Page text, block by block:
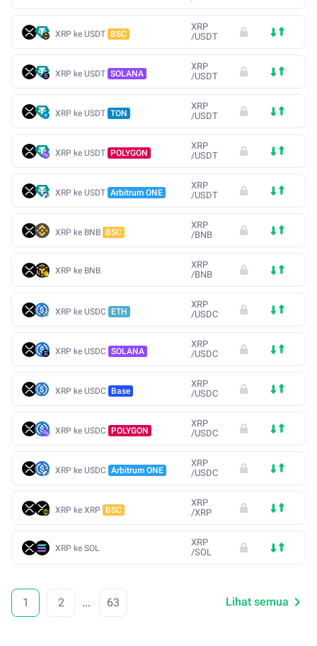
XRP ke USDT BSC
XRP
/USDT
XRP ke USDT SOLANA
XRP
/USDT
XRP ke USDT TON
XRP
/USDT
XRP ke USDT POLYGON
XRP
/USDT
XRP ke USDT Arbitrum ONE
XRP
/USDT
XRP ke BNB BSC
XRP
/BNB
XRP ke BNB
XRP
/BNB
XRP ke USDC ETH
XRP
/USDC
XRP ke USDC SOLANA
XRP
/USDC
XRP ke USDC Base
XRP
/USDC
XRP ke USDC POLYGON
XRP
/USDC
XRP ke USDC Arbitrum ONE
XRP
/USDC
XRP ke XRP BSC
XRP
/XRP
XRP ke SOL
XRP
/SOL
1 2 ... 63 Lihat semua